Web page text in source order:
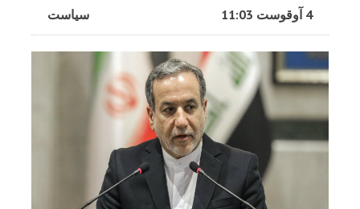
سیاست 4 آوقوست 11:03